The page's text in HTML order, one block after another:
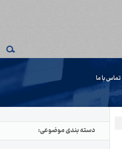
تماس با ما
دسته بندی موضوعی: